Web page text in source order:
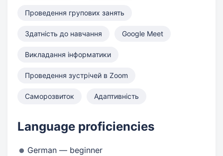
Проведення групових занять
Здатність до навчання Google Meet
Викладання інформатики
Проведення зустрічей в Zoom
Саморозвиток Адаптивність
Language proficiencies
German — beginner